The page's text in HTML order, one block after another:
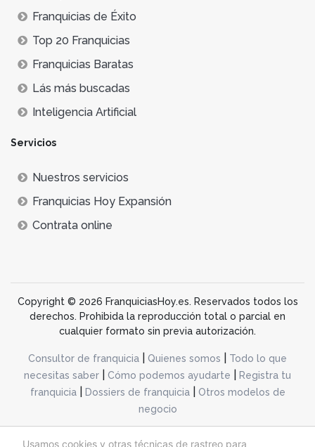
Usamos cookies y otras técnicas de rastreo para
Franquicias de Éxito
Top 20 Franquicias
Franquicias Baratas
Lás más buscadas
Inteligencia Artificial
Servicios
Nuestros servicios
Franquicias Hoy Expansión
Contrata online
Copyright © 2026 FranquiciasHoy.es. Reservados todos los
derechos. Prohibida la reproducción total o parcial en
cualquier formato sin previa autorización.
Consultor de franquicia Quienes somos
Todo lo que
necesitas saber
Cómo podemos ayudarte
Registra tu
franquicia| Dossiers de franquicia|
Otros modelos de
negocio